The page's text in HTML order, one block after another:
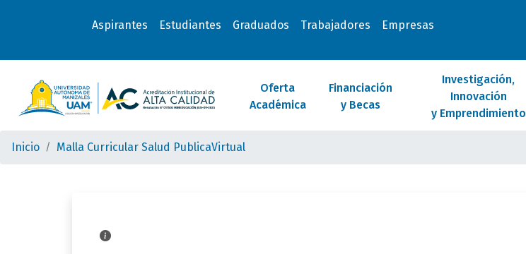
Aspirantes Estudiantes Graduados Trabajadores Empresas
Oferta
Académica
Financiación
y Becas
Investigación,
Innovación
y Emprendimiento
Inicio Malla Curricular Salud PublicaVirtual